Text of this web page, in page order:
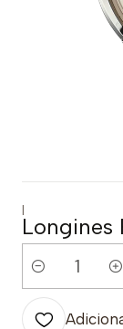
|
Longines
Quantidade